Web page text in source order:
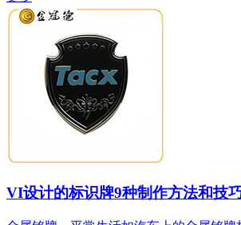
VI设计的标识牌9种制作方法和技